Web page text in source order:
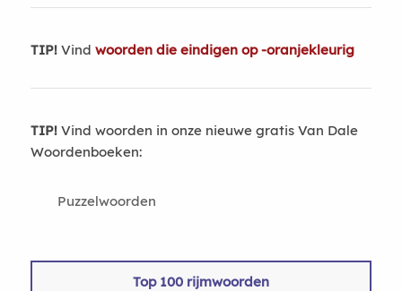
TIP!Vind woorden die eindigen op -oranjekleurig
TIP!Vind woorden in onze nieuwe gratis Van Dale
Woordenboeken:
Puzzelwoorden
Top 100 rijmwoorden